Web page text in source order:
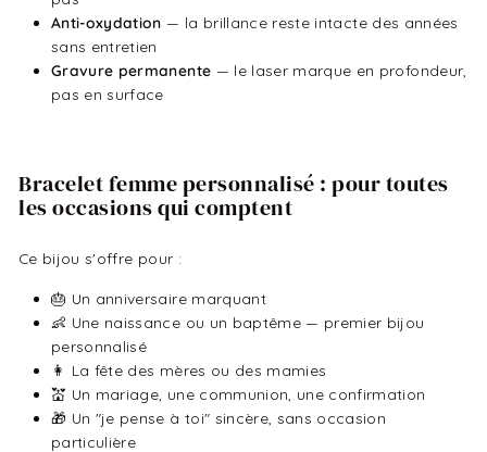
Anti-oxydation — la brillance reste intacte des années
sans entretien
Gravure permanente — le laser marque en profondeur,
pas en surface
Bracelet femme personnalisé : pour toutes
les occasions qui comptent
Ce bijou s'offre pour :
🎂 Un anniversaire marquant
👶 Une naissance ou un baptême — premier bijou
personnalisé
👩 La fête des mères ou des mamies
💒 Un mariage, une communion, une confirmation
🎁 Un "je pense à toi" sincère, sans occasion
particulière